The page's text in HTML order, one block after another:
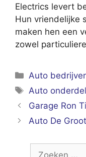
Electrics levert
Hun vriendelijke
maken hen een
zowel
Categorieën
Auto
Tags
Auto
Garage Ron
Auto De
Zoek